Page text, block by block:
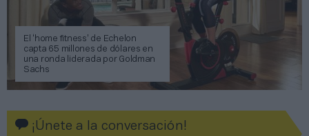
El ‘home fitness’ de Echelon
capta 65 millones de dólares en
una ronda liderada por Goldman
Sachs
¡Únete a la conversación!